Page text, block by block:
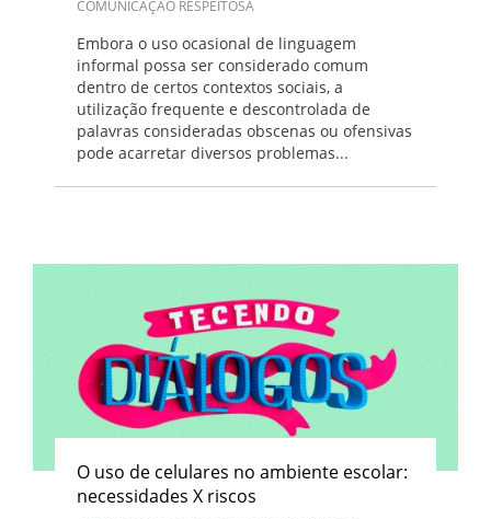
COMUNICAÇÃO RESPEITOSA
Embora o uso ocasional de linguagem
informal possa ser considerado comum
dentro de certos contextos sociais, a
utilização frequente e descontrolada de
palavras consideradas obscenas ou ofensivas
pode acarretar diversos problemas...
O uso de celulares no ambiente escolar:
necessidades X riscos